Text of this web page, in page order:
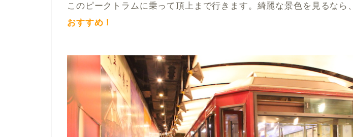
このピークトラムに乗って頂上まで行きます。綺麗な景色を見るなら、
おすすめ！